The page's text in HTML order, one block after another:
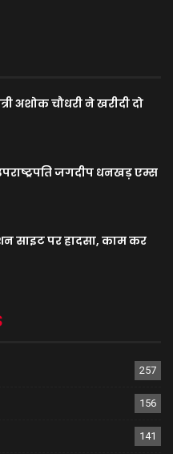
अशोक चौधरी ने खरीदी दो
जगदीप धनखड़ एम्स
साइट पर हादसा, काम कर
257
156
141